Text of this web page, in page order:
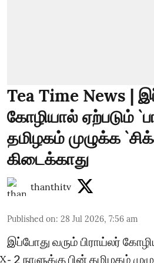
Tea Time News |
கோழியால் ஏற்படும்
தமிழகம் முழுக்க
கிடைக்காது
thanthitv
Published on: 28 Jul 2026, 7:56 am
இப்போது வரும் பிராய்லர்
- 2 நாளுக்கு பின் தமிழகம்
X